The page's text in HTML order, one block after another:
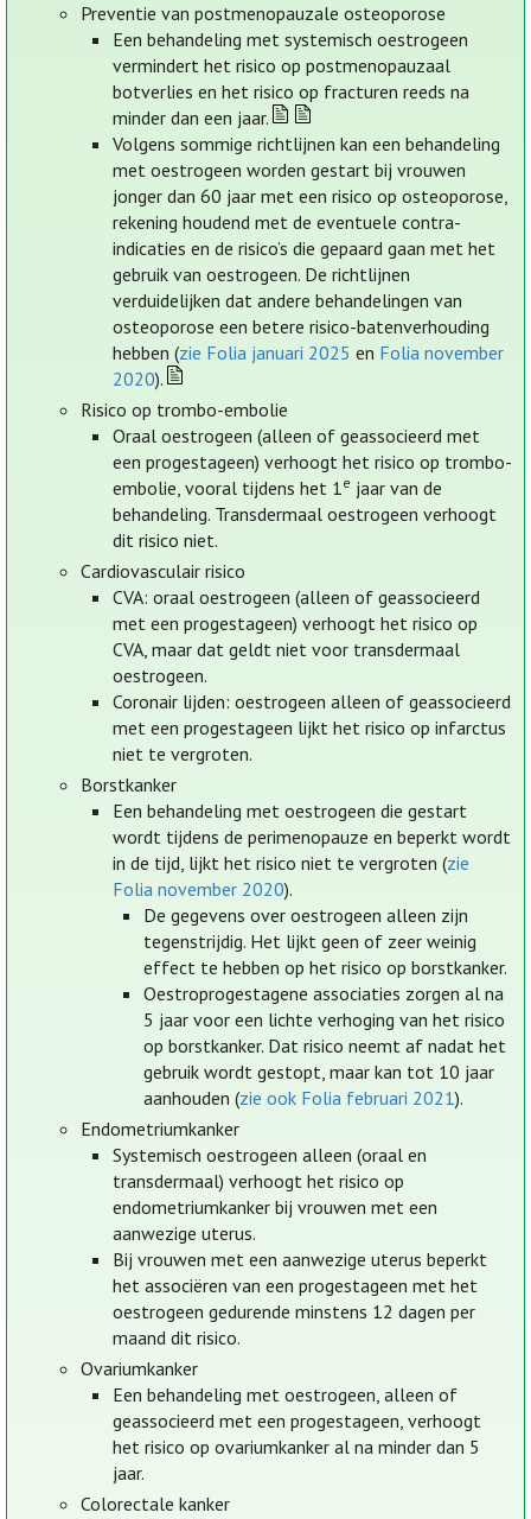
Preventie van postmenopauzale osteoporose
Een behandeling met systemisch oestrogeen
vermindert het risico op postmenopauzaal
botverlies en het risico op fracturen reeds na
minder dan een jaar.
Volgens sommige richtlijnen kan een behandeling
met oestrogeen worden gestart bij vrouwen
jonger dan 60 jaar met een risico op osteoporose,
rekening houdend met de eventuele contra-
indicaties en de risico’s die gepaard gaan met het
gebruik van oestrogeen. De richtlijnen
verduidelijken dat andere behandelingen van
osteoporose een betere risico-batenverhouding
hebben (zie Folia januari 2025 en Folia november
2020).
Risico op trombo-embolie
Oraal oestrogeen (alleen of geassocieerd met
een progestageen) verhoogt het risico op trombo-
embolie, vooral tijdens het 1e jaar van de
behandeling. Transdermaal oestrogeen verhoogt
dit risico niet.
Cardiovasculair risico
CVA: oraal oestrogeen (alleen of geassocieerd
met een progestageen) verhoogt het risico op
CVA, maar dat geldt niet voor transdermaal
oestrogeen.
Coronair lijden: oestrogeen alleen of geassocieerd
met een progestageen lijkt het risico op infarctus
niet te vergroten.
Borstkanker
Een behandeling met oestrogeen die gestart
wordt tijdens de perimenopauze en beperkt wordt
in de tijd, lijkt het risico niet te vergroten (zie
Folia november 2020).
De gegevens over oestrogeen alleen zijn
tegenstrijdig. Het lijkt geen of zeer weinig
effect te hebben op het risico op borstkanker.
Oestroprogestagene associaties zorgen al na
5 jaar voor een lichte verhoging van het risico
op borstkanker. Dat risico neemt af nadat het
gebruik wordt gestopt, maar kan tot 10 jaar
aanhouden (zie ook Folia februari 2021).
Endometriumkanker
Systemisch oestrogeen alleen (oraal en
transdermaal) verhoogt het risico op
endometriumkanker bij vrouwen met een
aanwezige uterus.
Bij vrouwen met een aanwezige uterus beperkt
het associëren van een progestageen met het
oestrogeen gedurende minstens 12 dagen per
maand dit risico.
Ovariumkanker
Een behandeling met oestrogeen, alleen of
geassocieerd met een progestageen, verhoogt
het risico op ovariumkanker al na minder dan 5
jaar.
Colorectale kanker